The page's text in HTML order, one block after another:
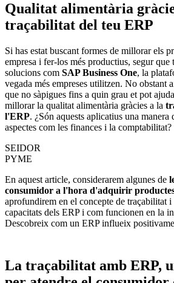
Qualitat alimentària
traçabilitat del teu ERP
Si has estat buscant formes de millorar els
empresa i fer-los més productius, segur que
solucions com SAP Business One, la
vegada més empreses utilitzen. No obstant
que no sàpigues fins a quin grau et pot
millorar la qualitat alimentària gràcies a la
l'ERP. ¿Són aquests aplicatius una
aspectes com les finances i la comptabilitat?
SEIDOR
PYME
En aquest article, considerarem algunes de
consumidor a l'hora d'adquirir
aprofundirem en el concepte de traçabilitat i
capacitats dels ERP i com funcionen en la
Descobreix com un ERP influeix
La traçabilitat amb ERP,